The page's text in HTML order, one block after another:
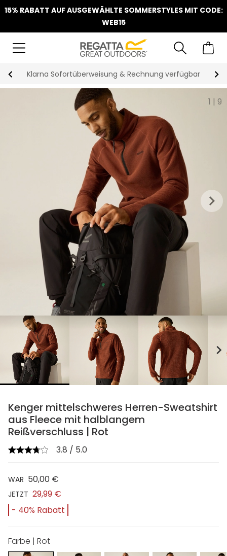
15% RABATT AUF AUSGEWÄHLTE SOMMERSTYLES MIT CODE:
WEB15
Klarna Sofortüberweisung & Rechnung verfügbar
1 | 9
keyboard_arrow_right
chevron_right
Kenger mittelschweres Herren-Sweatshirt
aus Fleece mit halblangem
Reißverschluss | Rot
3.8 / 5.0
WAR 50,00 €
JETZT 29,99 €
- 40% Rabatt
Farbe | Rot